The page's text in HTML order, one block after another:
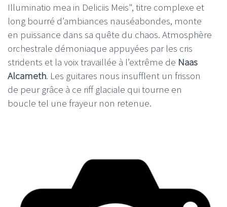
Illuminatio mea in Deliciis Meis", titre complexe et
long bourré d’ambiances nauséabondes, monte
en puissance dans sa quête du chaos. Atmosphère
orchestrale démoniaque appuyées par les cris
stridents et la voix travaillée à l’extrême de Naas
Alcameth. Les guitares nous insufflent un frisson
de peur grâce à ce riff glaciale qui tourne en
boucle tel une frayeur non retenue.